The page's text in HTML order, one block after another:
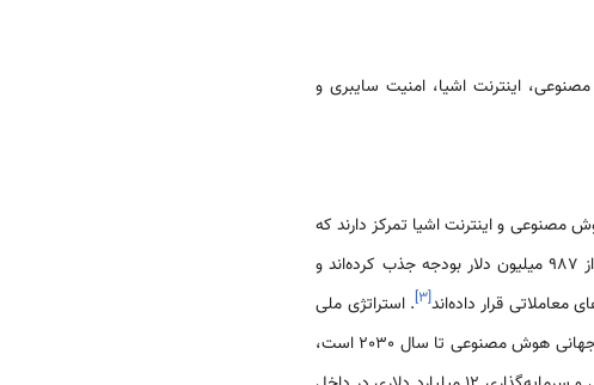
اینترنت اشیا، امنیت سایبری و
بوده است، به طوری که 50 درصد از آن‌ها بر هوش مصنوعی و اینترنت اشیا تمرکز دارند که
معاملاتی قرار داده‌اند[۳]. استراتژی ملی
به عنوان یک رهبر جهانی هوش مصنوعی تا سال 2030 است،